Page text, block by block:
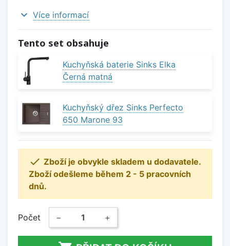
expand_more Více informací
Tento set obsahuje
Kuchyňská baterie Sinks Elka
Černá matná
Kuchyňský dřez Sinks Perfecto
650 Marone 93
 Zboží je obvykle skladem u dodavatele.
Zboží odešleme během 2 - 5 pracovních
dnů.
Počet − +